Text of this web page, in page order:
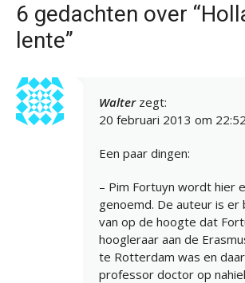
6 gedachten over
lente”
Walter zegt:
20 februari 2013 om 22:52
Een paar dingen:
– Pim Fortuyn wordt hier
genoemd. De auteur is er
van op de hoogte dat
hoogleraar aan de
te Rotterdam was en
professor doctor op